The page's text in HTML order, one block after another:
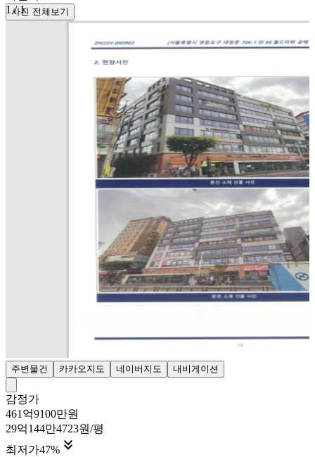
1 /1
사진 전체보기
주변물건 카카오지도 네이버지도 내비게이션
감정가
461억9100만원
29억144만4723원/평
최저가47% 